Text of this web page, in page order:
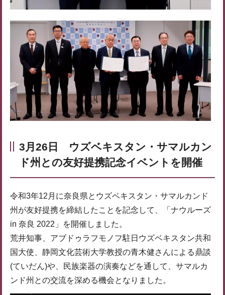
3月26日 ウズベキスタン・サマルカン
ド州との友好提携記念イベントを開催
令和3年12月に奈良県とウズベキスタン・サマルカンド
州が友好提携を締結したことを記念して、「ナウルーズ
in 奈良 2022」を開催しました。
荒井知事、アブドゥラフモノフ駐日ウズベキスタン共和
国大使、静岡文化芸術大学教授の青木健さんによる鼎談
(ていだん)や、民族楽器の演奏などを通して、サマルカ
ンド州との交流を深める機会となりました。